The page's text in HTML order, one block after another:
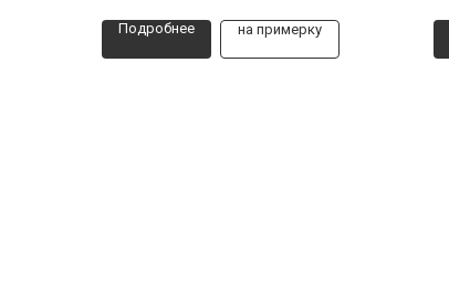
в восторг: красивая ткань подклады,
лацкан, пуговицы.
Подробнее на примерку